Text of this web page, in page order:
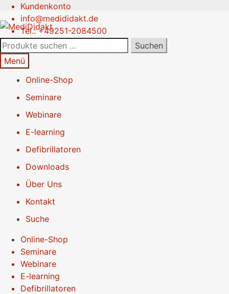
Kundenkonto
info@medididakt.de
Tel.: +49251-2084500
Zur
Navigation
springen
Springe
zum
Inhalt
Suchen
nach:
Suchen
Menü
Online-Shop
Seminare
Webinare
E-learning
Defibrillatoren
Downloads
Über Uns
Kontakt
Suche
Online-Shop
Seminare
Webinare
E-learning
Defibrillatoren